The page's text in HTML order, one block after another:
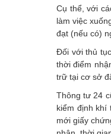
Cụ thể, với
làm việc
đạt (nếu có)
Đối với thủ
thời điểm
trữ tại cơ sở
Thông tư 24
kiểm định khí
mới giấy